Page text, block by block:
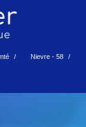
Nievre - 58